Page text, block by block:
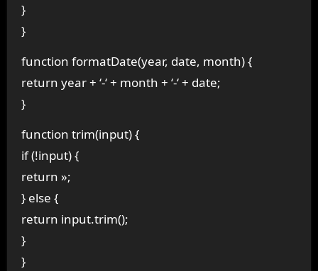
}
}
function formatDate(year, date, month) {
return year + ‘-‘ + month + ‘-‘ + date;
}
function trim(input) {
if (!input) {
return »;
} else {
return input.trim();
}
}